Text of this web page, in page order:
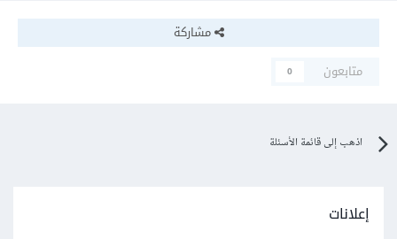
مشاركة
متابعون
0
اذهب إلى قائمة الأسئلة
إعلانات